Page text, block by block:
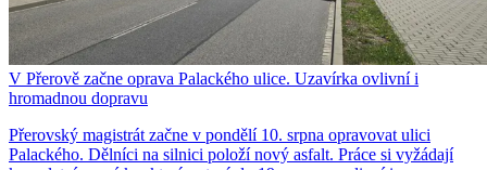
V Přerově začne oprava Palackého ulice. Uzavírka ovlivní i
hromadnou dopravu
Přerovský magistrát začne v pondělí 10. srpna opravovat ulici
Palackého. Dělníci na silnici položí nový asfalt. Práce si vyžádají